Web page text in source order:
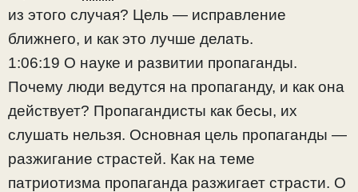
из этого случая? Цель — исправление
ближнего, и как это лучше делать.
1:06:19 О науке и развитии пропаганды.
Почему люди ведутся на пропаганду, и как она
действует? Пропагандисты как бесы, их
слушать нельзя. Основная цель пропаганды —
разжигание страстей. Как на теме
патриотизма пропаганда разжигает страсти. О